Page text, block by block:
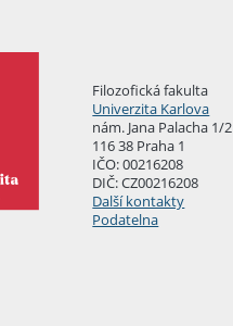
Filozofická fakulta
Univerzita Karlova
nám. Jana Palacha 1/2
116 38 Praha 1
IČO: 00216208
DIČ: CZ00216208
Další kontakty
Podatelna